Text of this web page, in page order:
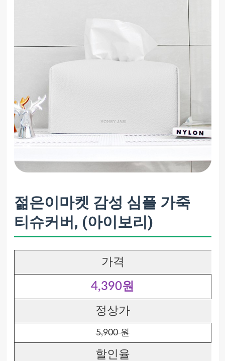
젊은이마켓 감성 심플 가죽
티슈커버, (아이보리)
가격
4,390원
정상가
5,900 원
할인율